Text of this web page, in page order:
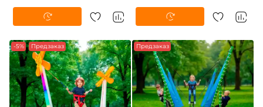
-5% Предзаказ Предзаказ